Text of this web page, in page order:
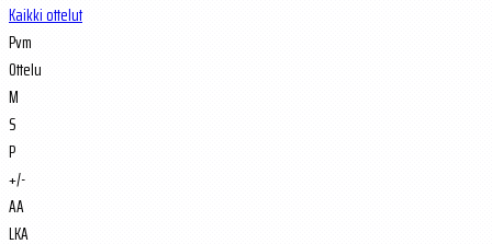
Kaikki ottelut
Pvm
Ottelu
M
S
P
+/-
AA
LKA